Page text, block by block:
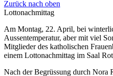
Zurück nach oben
Lottonachmittag
Am Montag, 22. April, bei
Aussentemperatur, aber mit viel
Mitglieder des katholischen
einem Lottonachmittag im Saal
Nach der Begrüssung durch Nora